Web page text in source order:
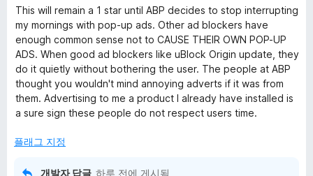
에
5
점
점
만
점
에
1
점
This will remain a 1 star until ABP decides to stop interrupting
my mornings with pop-up ads. Other ad blockers have
enough common sense not to CAUSE THEIR OWN POP-UP
ADS. When good ad blockers like uBlock Origin update, they
do it quietly without bothering the user. The people at ABP
thought you wouldn't mind annoying adverts if it was from
them. Advertising to me a product I already have installed is
a sure sign these people do not respect users time.
플래그 지정
개발자 답글 하루 전에 게시됨